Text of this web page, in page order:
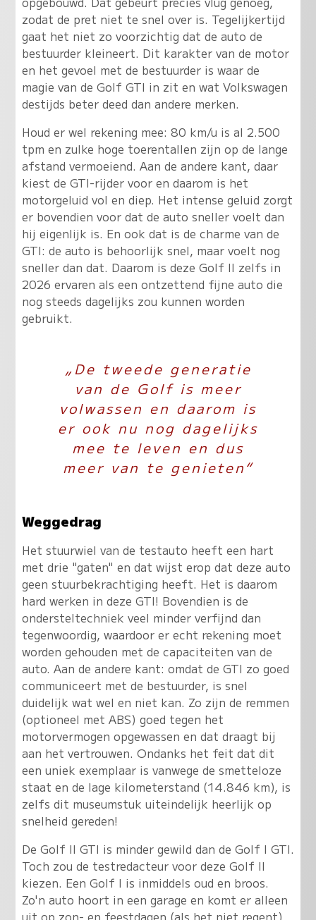
zodat de pret niet te snel over is. Tegelijkertijd
gaat het niet zo voorzichtig dat de auto de
bestuurder kleineert. Dit karakter van de motor
en het gevoel met de bestuurder is waar de
magie van de Golf GTI in zit en wat Volkswagen
destijds beter deed dan andere merken.
Houd er wel rekening mee: 80 km/u is al 2.500
tpm en zulke hoge toerentallen zijn op de lange
afstand vermoeiend. Aan de andere kant, daar
kiest de GTI-rijder voor en daarom is het
motorgeluid vol en diep. Het intense geluid zorgt
er bovendien voor dat de auto sneller voelt dan
hij eigenlijk is. En ook dat is de charme van de
GTI: de auto is behoorlijk snel, maar voelt nog
sneller dan dat. Daarom is deze Golf II zelfs in
2026 ervaren als een ontzettend fijne auto die
nog steeds dagelijks zou kunnen worden
gebruikt.
„De tweede generatie
van de Golf is meer
volwassen en daarom is
er ook nu nog dagelijks
mee te leven en dus
meer van te genieten“
Weggedrag
Het stuurwiel van de testauto heeft een hart
met drie "gaten" en dat wijst erop dat deze auto
geen stuurbekrachtiging heeft. Het is daarom
hard werken in deze GTI! Bovendien is de
ondersteltechniek veel minder verfijnd dan
tegenwoordig, waardoor er echt rekening moet
worden gehouden met de capaciteiten van de
auto. Aan de andere kant: omdat de GTI zo goed
communiceert met de bestuurder, is snel
duidelijk wat wel en niet kan. Zo zijn de remmen
(optioneel met ABS) goed tegen het
motorvermogen opgewassen en dat draagt bij
aan het vertrouwen. Ondanks het feit dat dit
een uniek exemplaar is vanwege de smetteloze
staat en de lage kilometerstand (14.846 km), is
zelfs dit museumstuk uiteindelijk heerlijk op
snelheid gereden!
De Golf II GTI is minder gewild dan de Golf I GTI.
Toch zou de testredacteur voor deze Golf II
kiezen. Een Golf I is inmiddels oud en broos.
Zo'n auto hoort in een garage en komt er alleen
uit op zon- en feestdagen (als het niet regent).